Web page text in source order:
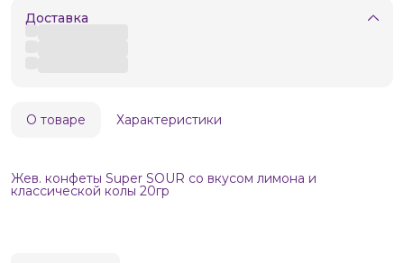
Доставка
О товаре Характеристики
Жев. конфеты Super SOUR со вкусом лимона и
классической колы 20гр